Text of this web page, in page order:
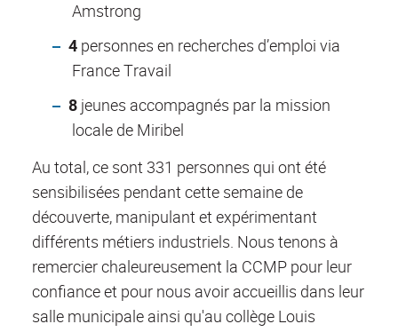
Amstrong
4 personnes en recherches d’emploi via
France Travail
8jeunes accompagnés par la mission
locale de Miribel
Au total, ce sont 331 personnes qui ont été
sensibilisées pendant cette semaine de
découverte, manipulant et expérimentant
différents métiers industriels. Nous tenons à
remercier chaleureusement la CCMP pour leur
confiance et pour nous avoir accueillis dans leur
salle municipale ainsi qu'au collège Louis